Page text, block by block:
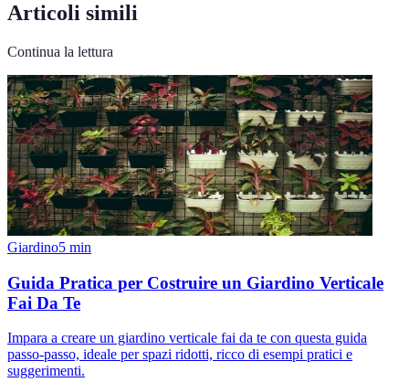
Articoli simili
Continua la lettura
Giardino5 min
Guida Pratica per Costruire un Giardino Verticale
Fai Da Te
Impara a creare un giardino verticale fai da te con questa guida
passo-passo, ideale per spazi ridotti, ricco di esempi pratici e
suggerimenti.